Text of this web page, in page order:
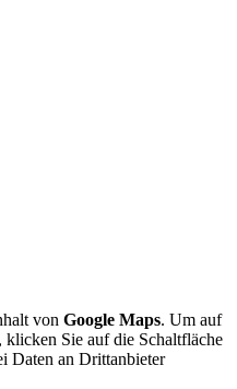
von Google Maps. Um auf
Sie auf die Schaltfläche
Daten an Drittanbieter